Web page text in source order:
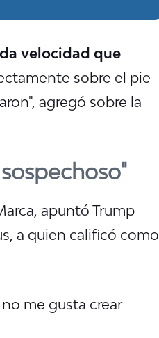
velocidad que
sobre el pie
agregó sobre la
apuntó Trump
a quien calificó como
me gusta crear